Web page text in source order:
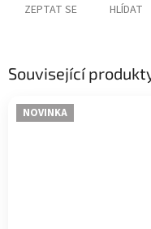
ZEPTAT SE HLÍDAT
Související
NOVINKA